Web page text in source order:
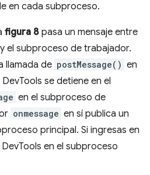
en cada subproceso.
figura 8 pasa un mensaje entre
el subproceso de trabajador.
llamada de postMessage() en
se detiene en el
en el subproceso de
onmessage en sí publica un
principal. Si ingresas en
en el subproceso